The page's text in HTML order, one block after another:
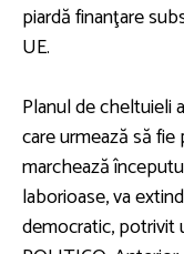
piardă finanţare
UE.
Planul de cheltuieli
care urmează să
marchează
laborioase, va
democratic,